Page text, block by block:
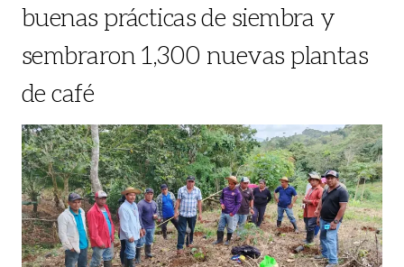
buenas prácticas de siembra y
sembraron 1,300 nuevas plantas
de café